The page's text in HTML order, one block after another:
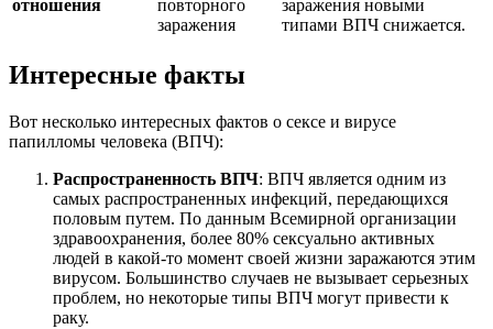
отношения
повторного
заражения
заражения новыми
типами ВПЧ снижается.
Интересные факты
Вот несколько интересных фактов о сексе и вирусе
папилломы человека (ВПЧ):
Распространенность ВПЧ: ВПЧ является одним из
самых распространенных инфекций, передающихся
половым путем. По данным Всемирной организации
здравоохранения, более 80% сексуально активных
людей в какой-то момент своей жизни заражаются этим
вирусом. Большинство случаев не вызывает серьезных
проблем, но некоторые типы ВПЧ могут привести к
раку.